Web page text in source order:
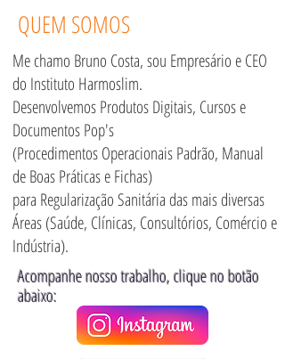
QUEM SOMOS
Me chamo Bruno Costa, sou Empresário e CEO
do Instituto Harmoslim.
Desenvolvemos Produtos Digitais, Cursos e
Documentos Pop's
(Procedimentos Operacionais Padrão, Manual
de Boas Práticas e Fichas)
para Regularização Sanitária das mais diversas
Áreas (Saúde, Clínicas, Consultórios, Comércio e
Indústria).
Acompanhe nosso trabalho, clique no botão
abaixo: